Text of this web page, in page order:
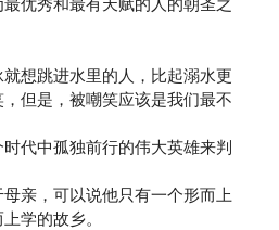
想跳进水里的人，比起溺水更
但是，被嘲笑应该是我们最不
代中孤独前行的伟大英雄来判
亲，可以说他只有一个形而上
学的故乡。